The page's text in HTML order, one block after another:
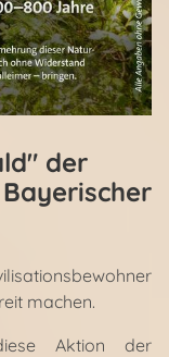
der
machen.
Aktion der